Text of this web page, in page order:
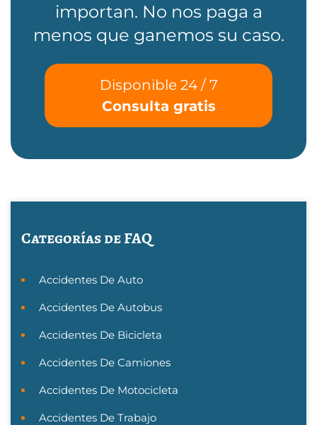
importan. No nos paga a
menos que ganemos su caso.
Disponible 24 / 7
Consulta gratis
Categorías de FAQ
Accidentes De Auto
Accidentes De Autobus
Accidentes De Bicicleta
Accidentes De Camiones
Accidentes De Motocicleta
Accidentes De Trabajo